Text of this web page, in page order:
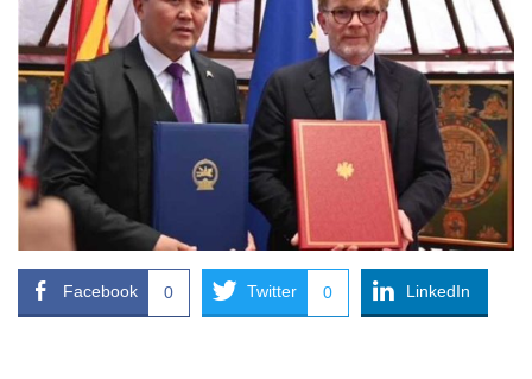
Facebook 0 Twitter 0 LinkedIn